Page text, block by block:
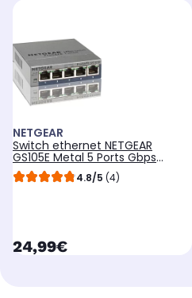
NETGEAR
Switch ethernet NETGEAR
GS105E Metal 5 Ports Gbps
+Interface web
4.8/5 (4)
currentPrice
24,99€